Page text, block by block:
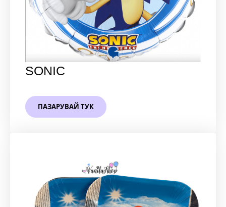
SONIC
ПАЗАРУВАЙ ТУК